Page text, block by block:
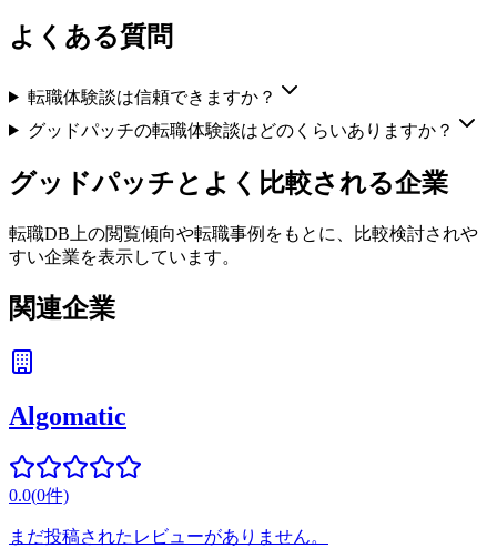
よくある質問
転職体験談は信頼できますか？
グッドパッチの転職体験談はどのくらいありますか？
グッドパッチ とよく比較される企業
転職DB上の閲覧傾向や転職事例をもとに、比較検討されや
すい企業を表示しています。
関連企業
Algomatic
0.0(0件)
まだ投稿されたレビューがありません。